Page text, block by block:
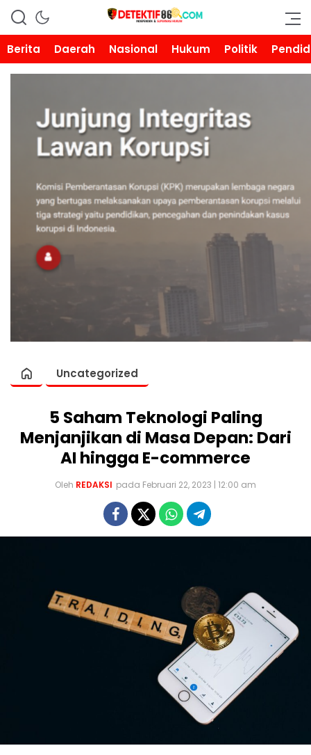
DETEKTIF86.COM
Berita
Daerah Nasional Hukum Politik
Uncategorized
5 Saham Teknologi Paling
Menjanjikan di Masa Depan: Dari
AI hingga E-commerce
Oleh REDAKSI pada Februari 22, 2023 | 12:00 am